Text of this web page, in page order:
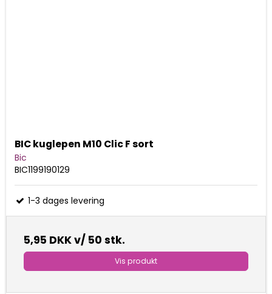
BIC kuglepen M10 Clic F sort
Bic
BIC1199190129
1-3 dages levering
5,95 DKKv/ 50 stk.
Vis produkt